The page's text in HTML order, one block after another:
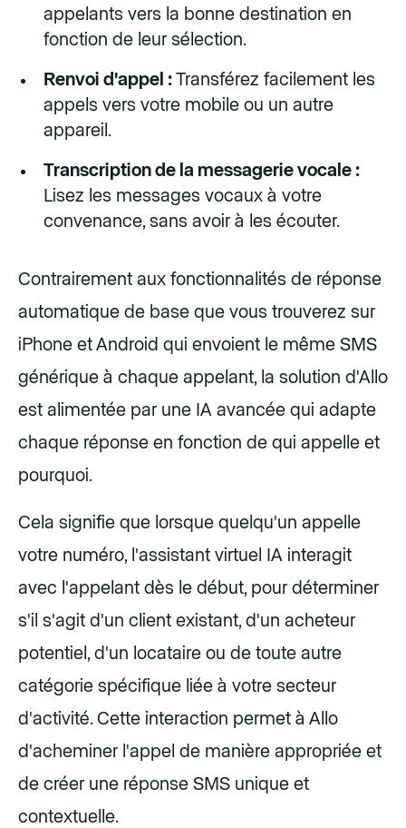
appelants vers la bonne destination en
fonction de leur sélection.
Renvoi d'appel : Transférez facilement les
appels vers votre mobile ou un autre
appareil.
Transcription de la messagerie vocale :
Lisez les messages vocaux à votre
convenance, sans avoir à les écouter.
Contrairement aux fonctionnalités de réponse
automatique de base que vous trouverez sur
iPhone et Android qui envoient le même SMS
générique à chaque appelant, la solution d'Allo
est alimentée par une IA avancée qui adapte
chaque réponse en fonction de qui appelle et
pourquoi.
Cela signifie que lorsque quelqu'un appelle
votre numéro, l'assistant virtuel IA interagit
avec l'appelant dès le début, pour déterminer
s'il s'agit d'un client existant, d'un acheteur
potentiel, d'un locataire ou de toute autre
catégorie spécifique liée à votre secteur
d'activité. Cette interaction permet à Allo
d'acheminer l'appel de manière appropriée et
de créer une réponse SMS unique et
contextuelle.